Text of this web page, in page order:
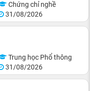
Chứng chỉ nghề
31/08/2026
Trung học Phổ thông
31/08/2026